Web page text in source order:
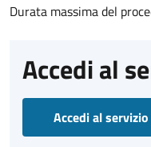
Durata massima del
Accedi al
Accedi al servizio